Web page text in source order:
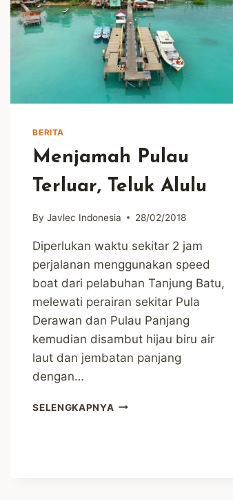
BERITA
Menjamah Pulau
Terluar, Teluk Alulu
By Javlec Indonesia 28/02/2018
Diperlukan waktu sekitar 2 jam
perjalanan menggunakan speed
boat dari pelabuhan Tanjung Batu,
melewati perairan sekitar Pula
Derawan dan Pulau Panjang
kemudian disambut hijau biru air
laut dan jembatan panjang
dengan…
SELENGKAPNYA MENJAMAH